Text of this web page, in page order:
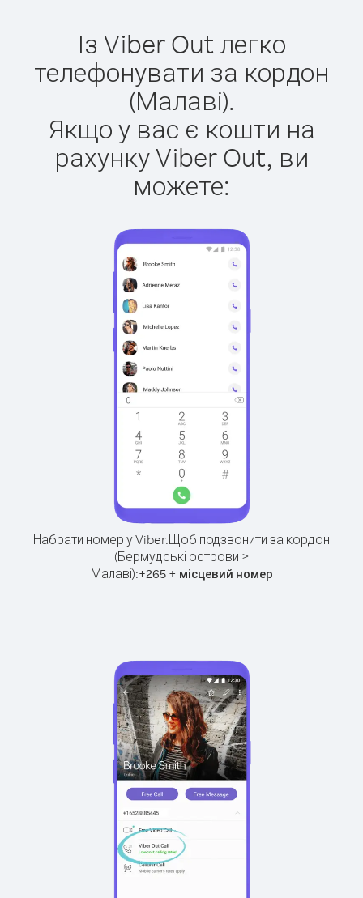
Із Viber Out легко
телефонувати за кордон
(Малаві).
Якщо у вас є кошти на
рахунку Viber Out, ви
можете:
Набрати номер у Viber.Щоб подзвонити за кордон
(Бермудські острови >
Малаві):+265+ місцевий номер